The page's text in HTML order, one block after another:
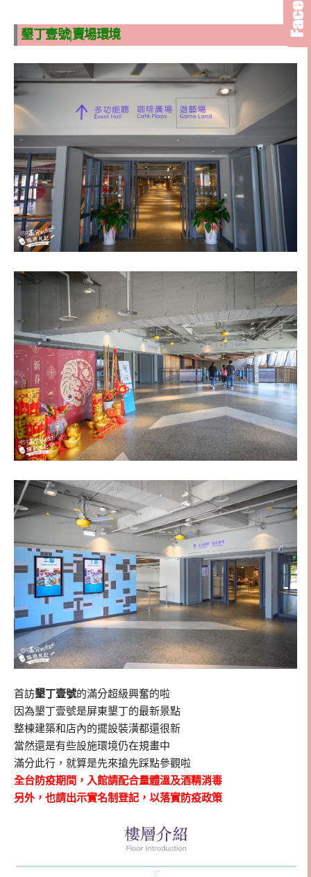
墾丁壹號|賣場環境
首訪墾丁壹號的滿分超級興奮的啦
因為墾丁壹號是屏東墾丁的最新景點
整棟建築和店內的擺設裝潢都還很新
當然還是有些設施環境仍在規畫中
滿分此行，就算是先來搶先踩點參觀啦
全台防疫期間，入館請配合量體溫及酒精消毒
另外，也請出示實名制登記，以落實防疫政策